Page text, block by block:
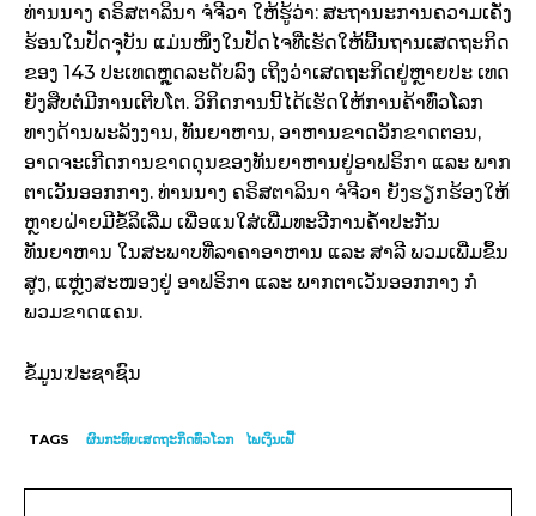
ທ່ານນາງ ຄຣິສຕາລິນາ ຈໍຈີວາ ໃຫ້ຮູ້ວ່າ: ສະຖານະການຄວາມເຄັ່ງ
ຮ້ອນໃນປັດຈຸບັນ ແມ່ນໜຶ່ງໃນປັດໄຈທີ່ເຮັດໃຫ້ພື້ນຖານເສດຖະກິດ
ຂອງ 143 ປະເທດຫຼຸດລະດັບລົງ ເຖິງວ່າເສດຖະກິດຢູ່ຫຼາຍປະ ເທດ
ຍັງສືບຕໍ່ມີການເຕີບໂຕ. ວິກິດການນີ້ໄດ້ເຮັດໃຫ້ການຄ້າທົ່ວໂລກ
ທາງດ້ານພະລັງງານ, ທັນຍາຫານ, ອາຫານຂາດວັກຂາດຕອນ,
ອາດຈະເກີດການຂາດດຸນຂອງທັນຍາຫານຢູ່ອາຟຣິກາ ແລະ ພາກ
ຕາເວັນອອກກາງ. ທ່ານນາງ ຄຣິສຕາລິນາ ຈໍຈີວາ ຍັງຮຽກຮ້ອງໃຫ້
ຫຼາຍຝ່າຍມີຂໍ້ລິເລີ່ມ ເພື່ອແນໃສ່ເພີ່ມທະວີການຄ້ຳປະກັນ
ທັນຍາຫານ ໃນສະພາບທີ່ລາຄາອາຫານ ແລະ ສາລີ ພວມເພີ່ມຂຶ້ນ
ສູງ, ແຫຼ່ງສະໜອງຢູ່ ອາຟຣິກາ ແລະ ພາກຕາເວັນອອກກາງ ກໍ
ພວມຂາດແຄນ.
ຂໍ້ມູນ:ປະຊາຊົນ
TAGS ຜົນກະທົບເສດຖະກິດທົ່ວໂລກ ໄພເງິນເຟີ້